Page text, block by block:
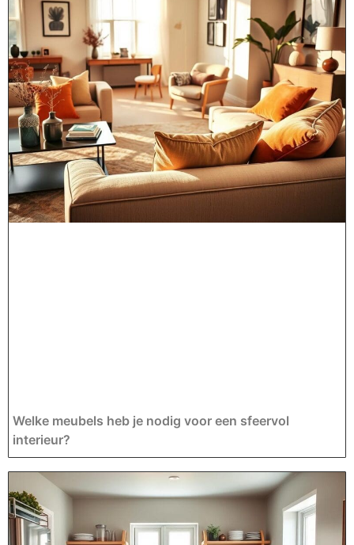
Welke meubels heb je nodig voor een sfeervol
interieur?